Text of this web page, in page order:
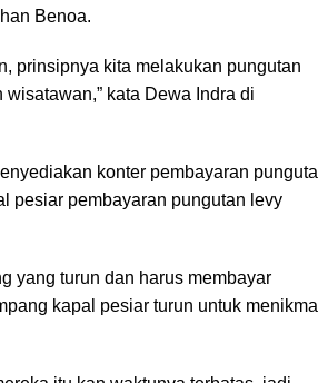
Benoa.
prinsipnya kita melakukan pungutan
kata Dewa Indra di
konter pembayaran
pesiar pembayaran pungutan levy
yang turun dan harus membayar
kapal pesiar turun untuk